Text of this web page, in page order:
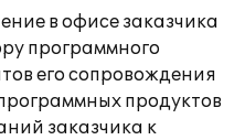
в офисе заказчика
программного
его сопровождения
продуктов
заказчика к